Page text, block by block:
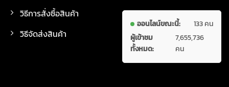
วิธีการสั่งซื้อสินค้า
วิธีจัดส่งสินค้า
ออนไลน์ขณะนี้:
133 คน
ผู้เข้าชม
ทั้งหมด:
7,655,736
คน